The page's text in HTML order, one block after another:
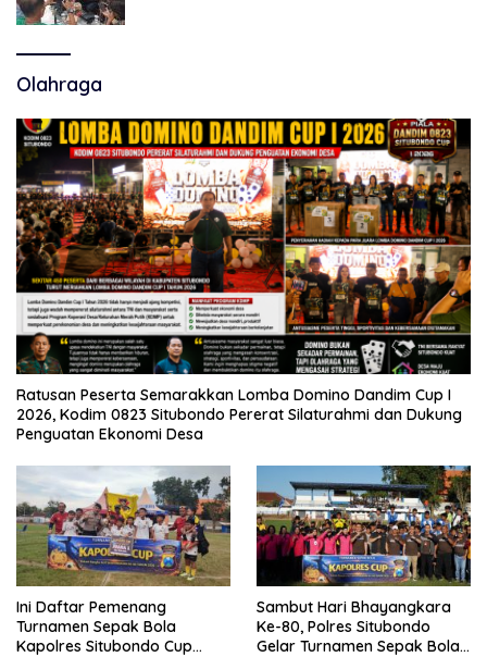
Olahraga
Ratusan Peserta Semarakkan Lomba Domino Dandim Cup I
2026, Kodim 0823 Situbondo Pererat Silaturahmi dan Dukung
Penguatan Ekonomi Desa
Ini Daftar Pemenang
Turnamen Sepak Bola
Kapolres Situbondo Cup
Sambut Hari Bhayangkara
Ke-80, Polres Situbondo
Gelar Turnamen Sepak Bola